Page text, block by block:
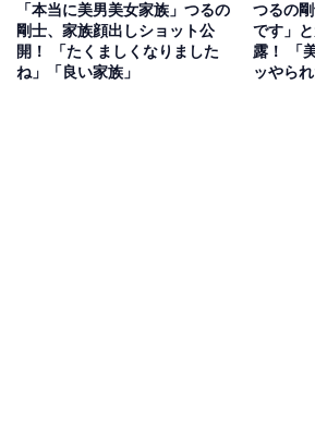
「本当に美男美女家族」つるの
剛士、家族顔出しショット公
開！ 「たくましくなりました
ね」「良い家族」
つるの
です」
露！ 「
ッやら